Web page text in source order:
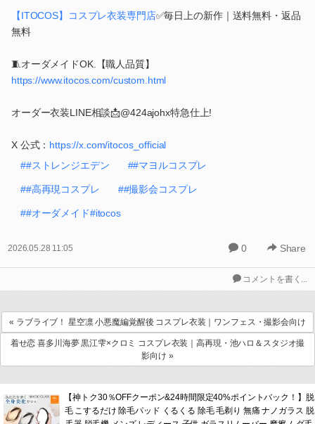
【ITOCOS】コスプレ衣装専門店✅毎日上の新作｜送料無料・返品
無料
🧵オーダメイドOK.【職人品質】
https://www.itocos.com/custom.html
オーダー衣装LINE相談📩@424ajohx特急仕上!
X 公式： https://x.com/itocos_official
##ストレンジエデン
##マヨルコスプレ
##高再現コスプレ ##撮影会コスプレ
##オーダメイド#itocos
2026.05.28 11:05 0 Share
コメントを書く...
« ラブライブ！ 星空凛 小悪魔編覚醒後 コスプレ衣装｜ワンフェス・撮影会向け
着せ恋 喜多川海夢 黒江雫×クロミ コスプレ衣装｜高再現・池ハロ＆スタジオ撮
影向け »
【神トク30％OFFクーポン&24時間限定40%ポイントバック！】脱
毛 こするだけ 除毛パッド くるくる 除毛 毛剃り 無痛 ナノガラス 脱